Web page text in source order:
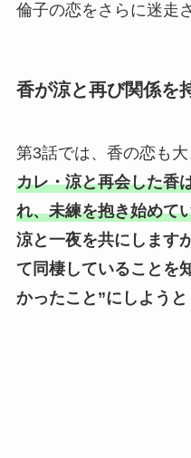
倫子の恋をさらに迷走
香が涼と再び関係を
第3話では、香の恋も大
カレ・涼と再会した香
れ、未練を抱き始めて
涼と一夜を共にします
て同棲していることを
かったこと”にしようと